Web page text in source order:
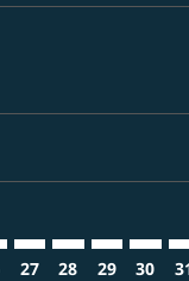
オファーを
disclaimer. オファ
disclaimer. オ
offers-
view-offers-
cmp-view-offers-
cmp-view-
SHI–SGN: cmp-
27
SHI–SGN:
28 29 30